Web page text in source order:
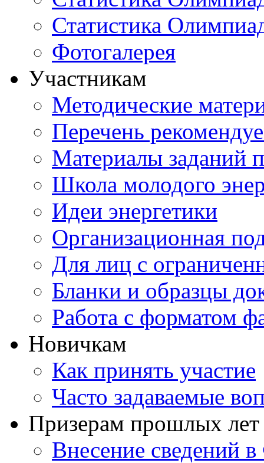
Статистика
Фотогалерея
Участникам
Методические
Перечень
Материалы заданий
Школа молодого
Идеи энергетики
Организационная
Для лиц с
Бланки и образцы
Работа с форматом
Новичкам
Как принять участие
Часто задаваемые
Призерам прошлых лет
Внесение